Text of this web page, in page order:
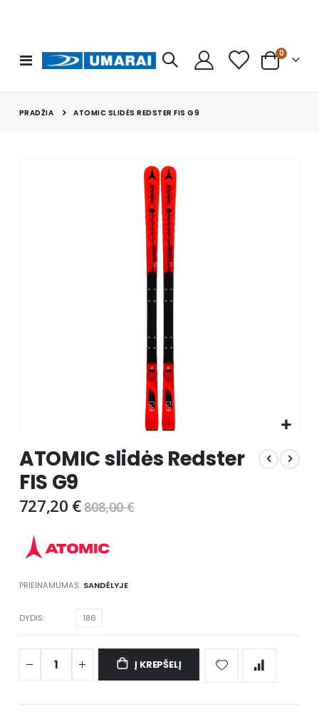
Toggle
Nav
Cart
0prekės
PRADŽIA ATOMIC SLIDĖS REDSTER FIS G9
to
the
beginning
of
the
gallery
ATOMIC slidės Redster
FIS G9
727,20 €808,00 €
PRIEINAMUMAS: SANDĖLYJE
DYDIS 186
Į KREPŠELĮ